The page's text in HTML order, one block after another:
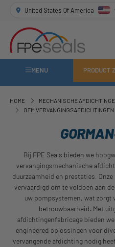
United States Of America
MENU PRODUCT
HOME
MECHANISCHE
OEM VERVANGINGSAFDICHTINGEN
Bij FPE Seals bieden we
vervangingsmechanische
duurzaamheid en prestaties.
vervaardigd om te voldoen aan
uw pompsystemen, wat
betrouwbaarheid. Met
afdichtingenfabricage bieden
engineered oplossingen voor
vervangende afdichting nodig